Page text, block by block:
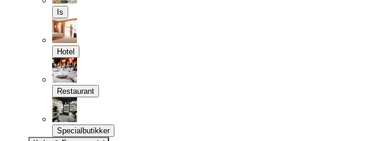
Is
Hotel
Restaurant
Specialbutikker